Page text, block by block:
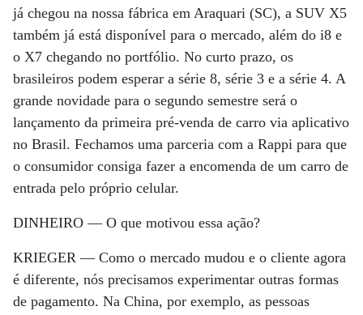
já chegou na nossa fábrica em Araquari (SC), a SUV X5
também já está disponível para o mercado, além do i8 e
o X7 chegando no portfólio. No curto prazo, os
brasileiros podem esperar a série 8, série 3 e a série 4. A
grande novidade para o segundo semestre será o
lançamento da primeira pré-venda de carro via aplicativo
no Brasil. Fechamos uma parceria com a Rappi para que
o consumidor consiga fazer a encomenda de um carro de
entrada pelo próprio celular.
DINHEIRO —O que motivou essa ação?
KRIEGER —Como o mercado mudou e o cliente agora
é diferente, nós precisamos experimentar outras formas
de pagamento. Na China, por exemplo, as pessoas